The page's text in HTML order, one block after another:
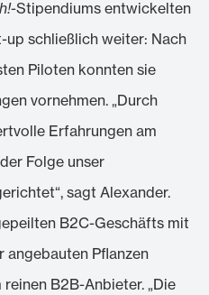
-Stipendiums entwickelten
schließlich weiter: Nach
Piloten konnten sie
vornehmen. „Durch
Erfahrungen am
Folge unser
sagt Alexander.
B2C-Geschäfts mit
Pflanzen
B2B-Anbieter. „Die